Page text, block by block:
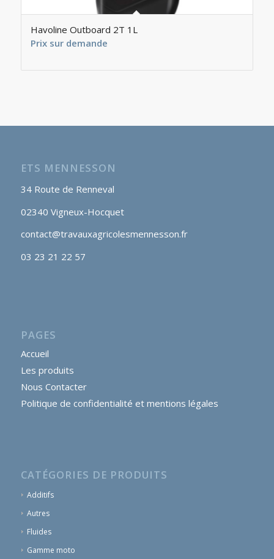
Havoline Outboard 2T 1L
Prix sur demande
ETS MENNESSON
34 Route de Renneval
02340 Vigneux-Hocquet
contact@travauxagricolesmennesson.fr
03 23 21 22 57
PAGES
Accueil
Les produits
Nous Contacter
Politique de confidentialité et mentions légales
CATÉGORIES DE PRODUITS
Additifs
Autres
Fluides
Gamme moto